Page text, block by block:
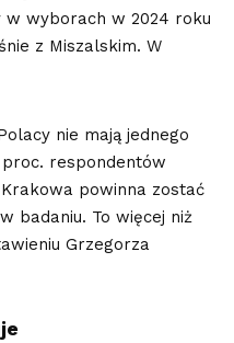
w wyborach w 2024 roku
z Miszalskim. W
nie mają jednego
respondentów
powinna zostać
badaniu. To więcej niż
Grzegorza